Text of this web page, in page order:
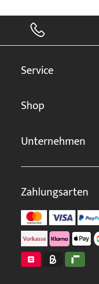
Service
Shop
Unternehmen
Zahlungsarten